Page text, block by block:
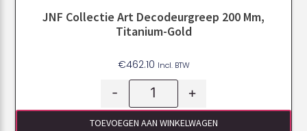
JNF Collectie Art Decodeurgreep 200 Mm,
Titanium-Gold
€462.10 Incl. BTW
- +
TOEVOEGEN AAN WINKELWAGEN